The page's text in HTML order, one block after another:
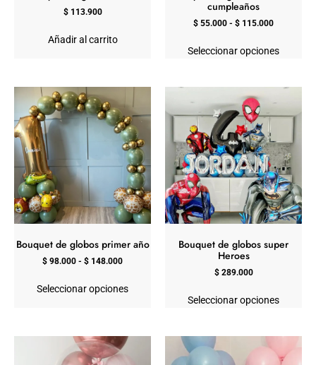
$113.900
Añadir al carrito
cumpleaños
$ 55.000 - $ 115.000
Seleccionar opciones
Bouquet de globos primer año
$ 98.000 - $ 148.000
Seleccionar opciones
Bouquet de globos super
Heroes
$289.000
Seleccionar opciones